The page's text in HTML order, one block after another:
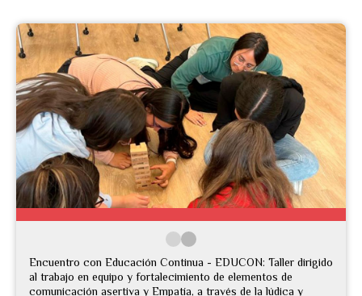
Encuentro con Educación Continua - EDUCON: Taller dirigido
al trabajo en equipo y fortalecimiento de elementos de
comunicación asertiva y Empatía, a través de la lúdica y